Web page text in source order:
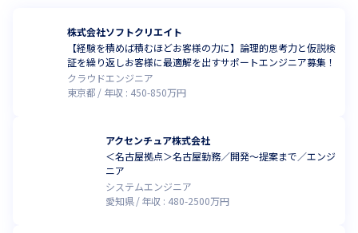
株式会社ソフトクリエイト
【経験を積めば積むほどお客様の力に】論理的思考力と仮説検
証を繰り返しお客様に最適解を出すサポートエンジニア募集！
クラウドエンジニア
東京都
年収 : 450-850万円
アクセンチュア株式会社
＜名古屋拠点＞名古屋勤務／開発～提案まで／エンジ
ニア
システムエンジニア
愛知県
年収 : 480-2500万円